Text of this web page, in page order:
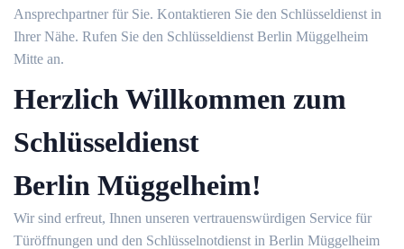
Ansprechpartner für Sie. Kontaktieren Sie den Schlüsseldienst in
Ihrer Nähe. Rufen Sie den Schlüsseldienst Berlin Müggelheim
Mitte an.
Herzlich Willkommen zum
Schlüsseldienst
Berlin Müggelheim!
Wir sind erfreut, Ihnen unseren vertrauenswürdigen Service für
Türöffnungen und den Schlüsselnotdienst in Berlin Müggelheim